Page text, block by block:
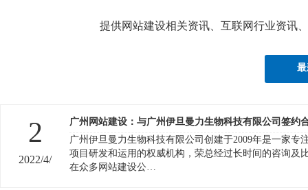
提供网站建设相关资讯、互联网行业资讯
2
2022/4/
广州网站建设：与广州伊旦曼力生物科技有限公司签约
广州伊旦曼力生物科技有限公司创建于2009年是一家专
项目研发和运用的权威机构，荣总经过长时间的咨询及
在众多网站建设公…